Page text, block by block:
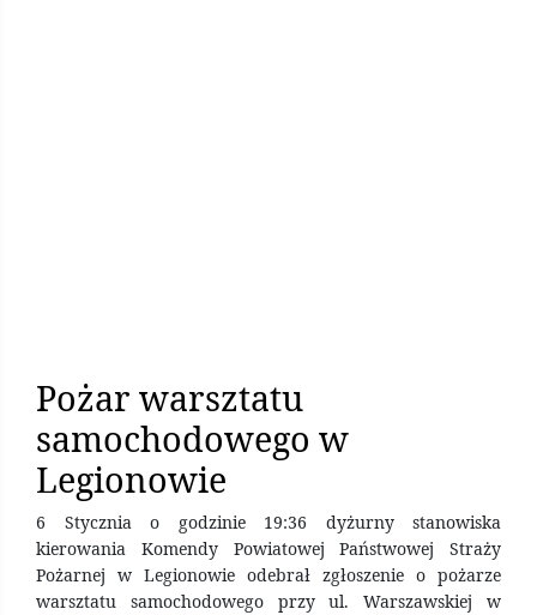
Pożar warsztatu
samochodowego w
Legionowie
6 Stycznia o godzinie 19:36 dyżurny stanowiska
kierowania Komendy Powiatowej Państwowej Straży
Pożarnej w Legionowie odebrał zgłoszenie o pożarze
warsztatu samochodowego przy ul. Warszawskiej w